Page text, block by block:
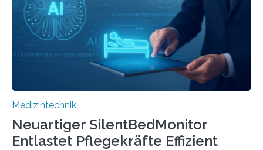
Medizintechnik
Neuartiger SilentBedMonitor
Entlastet Pflegekräfte Effizient